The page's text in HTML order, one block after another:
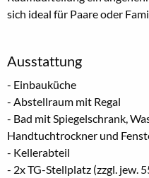
sich ideal für Paare oder
Ausstattung
- Einbauküche
- Abstellraum mit Regal
- Bad mit Spiegelschrank,
Handtuchtrockner und
- Kellerabteil
- 2x TG-Stellplatz (zzgl. jew.